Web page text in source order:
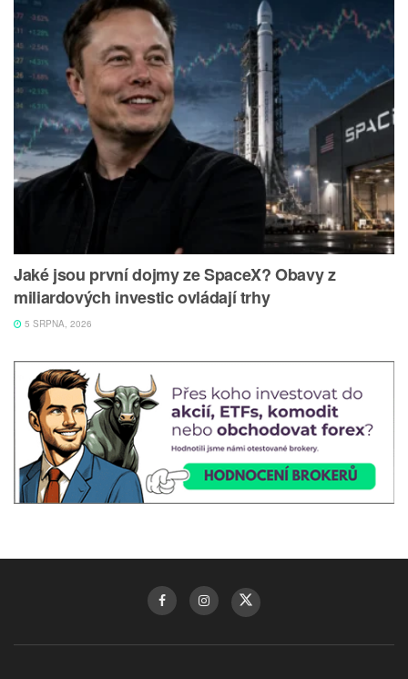
Jaké jsou první dojmy ze SpaceX? Obavy z
miliardových investic ovládají trhy
5 SRPNA, 2026